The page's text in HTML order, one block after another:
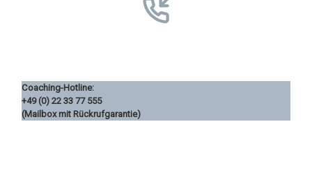
Coaching-Hotline:
+49 (0) 22 33 77 555
(Mailbox mit Rückrufgarantie)